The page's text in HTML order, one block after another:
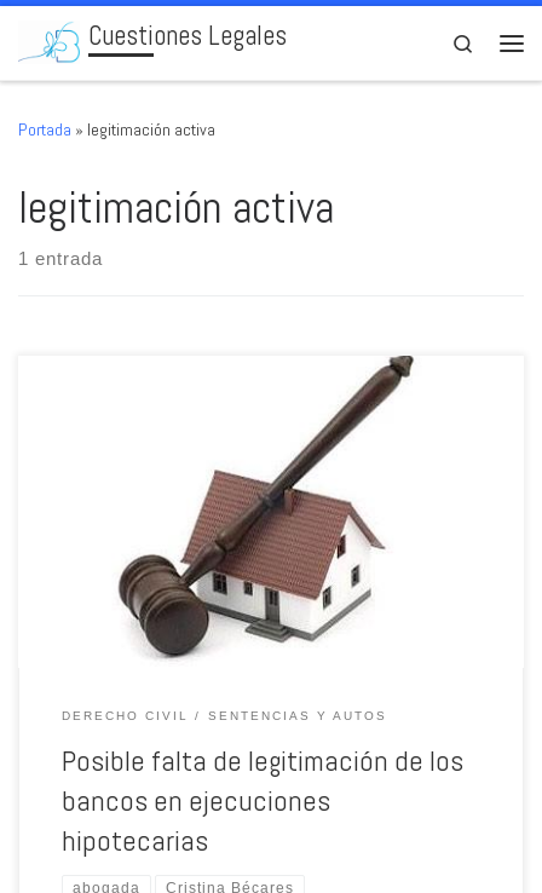
Skip to content
Cuestiones Legales
Search
Portada » legitimación activa
legitimación activa
1 entrada
DERECHO CIVIL SENTENCIAS Y AUTOS
Posible falta de legitimación de los
bancos en ejecuciones
hipotecarias
abogada Cristina Bécares